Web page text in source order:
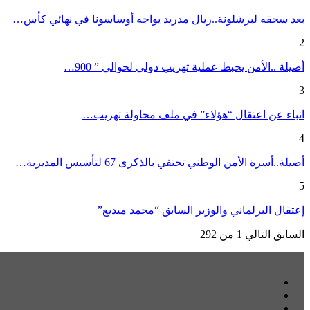
بعد سحقه لبرشلونة..ريال مدريد يواجه أوساسونا في نهائي كأس…
2
أصيلة ..الأمن يحبط عملية تهريب دولي لحوالي ” 900…
3
انباء عن اعتقال “هؤلاء” في ملف محاولة تهريب…
4
أصيلة..أسرة الأمن الوطني تحتفي بالذكرى 67 لتأسيس المديرية…
5
إعتقال البرلماني والوزير السابق “محمد مبديع”
السابق التالي 1 من 292